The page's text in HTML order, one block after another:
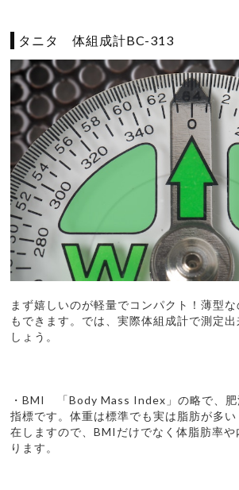
タニタ 体組成計BC-313
まず嬉しいのが軽量でコンパクト！薄型
もできます。では、実際体組成計で測定
しょう。
・BMI 「Body Mass Index」の略で、肥
指標です。体重は標準でも実は脂肪が多
在しますので、BMIだけでなく体脂肪率や
ります。